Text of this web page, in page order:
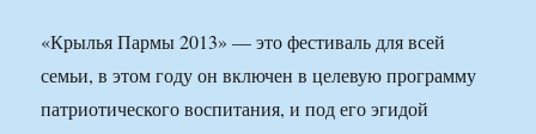
«Крылья Пармы 2013» — это фестиваль для всей
семьи, в этом году он включен в целевую программу
патриотического воспитания, и под его эгидой